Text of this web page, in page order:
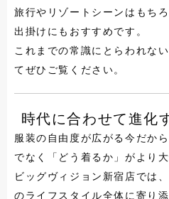
旅行やリゾートシーンはもち
出掛けにもおすすめです。
これまでの常識にとらわれな
てぜひご覧ください。
時代に合わせて進化
服装の自由度が広がる今だか
でなく「どう着るか」がより
ビッグヴィジョン新宿店では
のライフスタイル全体に寄り